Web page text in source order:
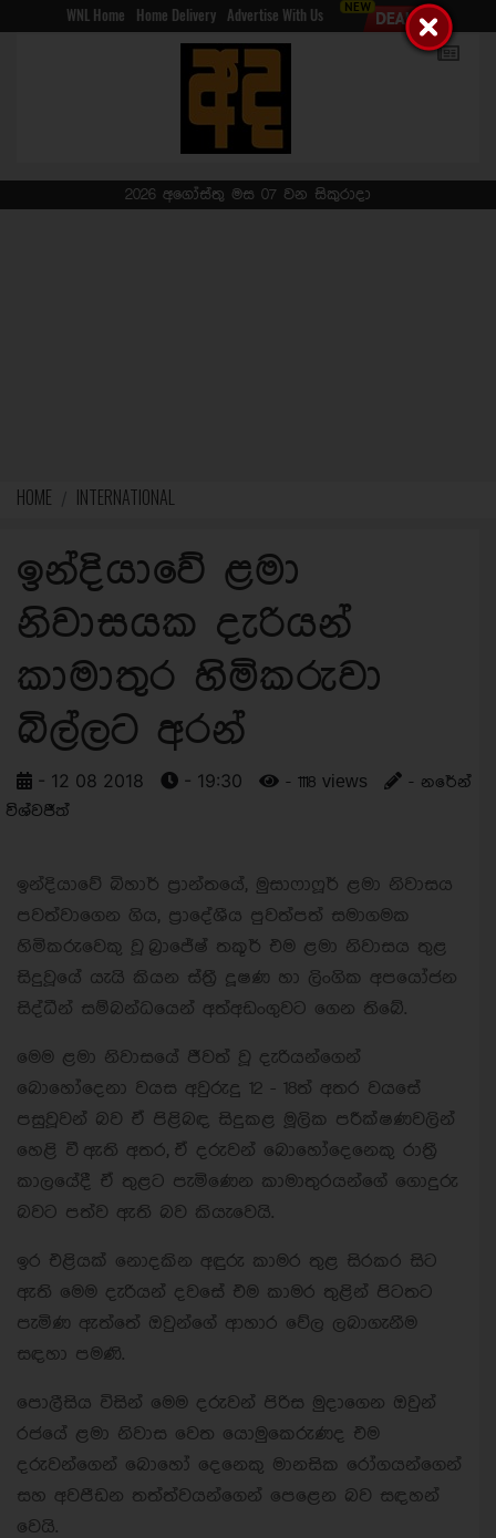
WNL Home Home Delivery Advertise With Us
2026 අගෝස්තු මස 07 වන සිකුරාදා
HOME INTERNATIONAL
ඉන්දියාවේ ළමා
නිවාසයක දැරියන්
කාමාතුර හිමිකරුවා
බිල්ලට අරන්
- 12 08 2018 - 19:30 - 1118 views
- නරේන්
විශ්වජීත්
ඉන්දියාවේ බිහාර් ප්‍රාන්තයේ, මුසාෆාෆූර් ළමා නිවාසය
පවත්වාගෙන ගිය, ප්‍රාදේශීය පුවත්පත් සමාගමක
හිමිකරුවෙකු වූ බ්‍රාජේෂ් තකූර් එම ළමා නිවාසය තුළ
සිදුවූයේ යැයි කියන ස්ත්‍රී දූෂණ හා ලිංගික අපයෝජන
සිද්ධීන් සම්බන්ධයෙන් අත්අඩංගුවට ගෙන තිබේ.
මෙම ළමා නිවාසයේ ජීවත් වූ දැරියන්ගෙන්
බොහෝදෙනා වයස අවුරුදු 12 - 18ත් අතර වයසේ
පසුවූවන් බව ඒ පිළිබඳ සිදුකළ මූලික පරීක්ෂණවලින්
හෙළි වී ඇති අතර, ඒ දරුවන් බොහෝදෙනෙකු රාත්‍රී
කාලයේදී ඒ තුළට පැමිණෙන කාමාතුරයන්ගේ ගොදුරු
බවට පත්ව ඇති බව කියැවෙයි.
ඉර එළියක් නොදකින අඳුරු කාමර තුළ සිරකර සිට
ඇති මෙම දැරියන් දවසේ එම කාමර තුළින් පිටතට
පැමිණ ඇත්තේ ඔවුන්ගේ ආහාර වේල ලබාගැනීම
සඳහා පමණි.
පොලීසිය විසින් මෙම දරුවන් පිරිස මුදාගෙන ඔවුන්
රජයේ ළමා නිවාස වෙත යොමුකෙරුණද එම
දරුවන්ගෙන් බොහෝ දෙනෙකු මානසික රෝගයන්ගෙන්
සහ අවපීඩන තත්ත්වයන්ගෙන් පෙළෙන බව සඳහන්
වෙයි.